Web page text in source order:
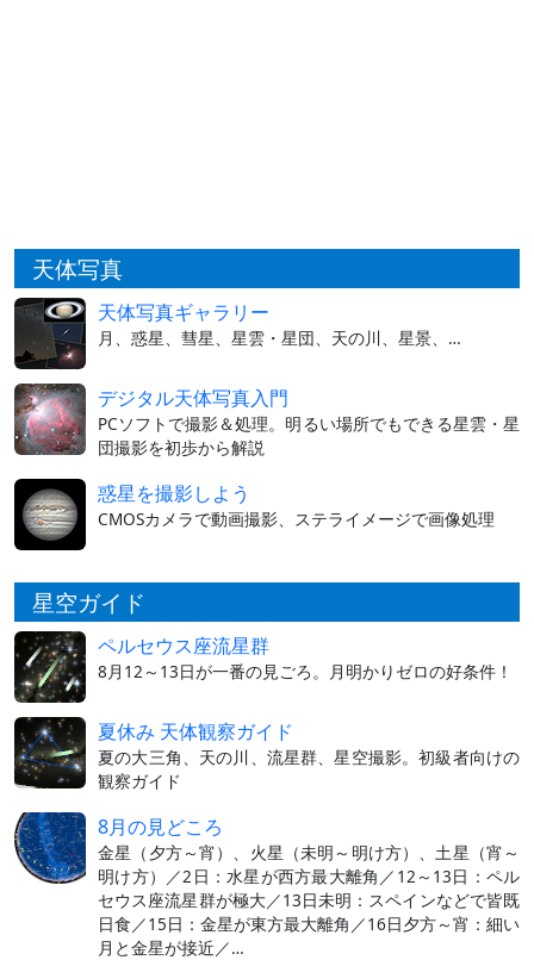
天体写真
天体写真ギャラリー
月、惑星、彗星、星雲・星団、天の川、星景、…
デジタル天体写真入門
PCソフトで撮影＆処理。明るい場所でもできる星雲・星
団撮影を初歩から解説
惑星を撮影しよう
CMOSカメラで動画撮影、ステライメージで画像処理
星空ガイド
ペルセウス座流星群
8月12～13日が一番の見ごろ。月明かりゼロの好条件！
夏休み 天体観察ガイド
夏の大三角、天の川、流星群、星空撮影。初級者向けの
観察ガイド
8月の見どころ
金星（夕方～宵）、火星（未明～明け方）、土星（宵～
明け方）／2日：水星が西方最大離角／12～13日：ペル
セウス座流星群が極大／13日未明：スペインなどで皆既
日食／15日：金星が東方最大離角／16日夕方～宵：細い
月と金星が接近／…